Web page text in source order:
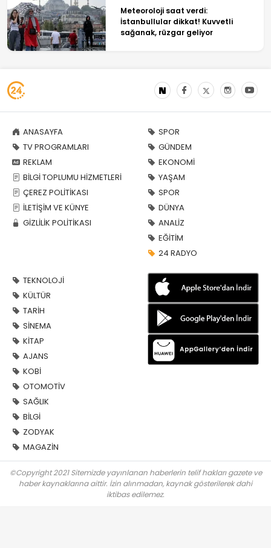
Meteoroloji saat verdi:
İstanbullular dikkat! Kuvvetli
sağanak, rüzgar geliyor
ANASAYFA
TV PROGRAMLARI
REKLAM
BİLGİ TOPLUMU HİZMETLERİ
ÇEREZ POLİTİKASI
İLETİŞİM VE KÜNYE
GİZLİLİK POLİTİKASI
SPOR
GÜNDEM
EKONOMİ
YAŞAM
SPOR
DÜNYA
ANALİZ
EĞİTİM
24 RADYO
TEKNOLOJİ
KÜLTÜR
TARİH
SİNEMA
KİTAP
AJANS
KOBİ
OTOMOTİV
SAĞLIK
BİLGİ
ZODYAK
MAGAZİN
©Copyright 2021 Sitemizde yayınlanan haberlerin telif hakları gazete ve
haber kaynaklarına aittir. İzin alınmadan, kaynak gösterilerek dahi
iktibas edilemez.